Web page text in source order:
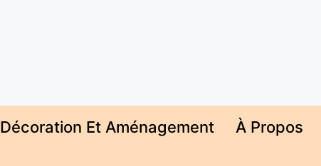
Décoration Et Aménagement À Propos